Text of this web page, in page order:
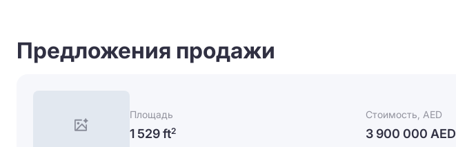
Предложения продажи
Площадь
1 529 ft2
Стоимость, AED
3 900 000 AED